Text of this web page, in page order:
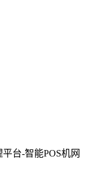
台-智能POS机网